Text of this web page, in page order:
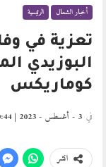
أخبار الشمال الرئيسية
تعزية في
البوزيدي
كوماريكس
في 3 - أغسطس - 2023 | 10:44 صباحًا
انشر